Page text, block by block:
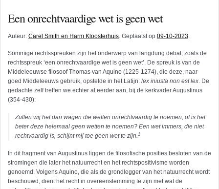
Een onrechtvaardige wet is geen wet
Auteur: Carel Smith en Harm Kloosterhuis. Geplaatst op 09-10-2023.
Sommige rechtsspreuken zijn het onderwerp van langdurig debat, zoals de
rechtsspreuk ‘een onrechtvaardige wet is geen wet’. De spreuk is van de
Middeleeuwse filosoof Thomas van Aquino (1225-1274), die deze, naar
goed Middeleeuws gebruik, opstelde in het Latijn: lex iniusta non est lex. De
gedachte zelf treffen we echter al eerder aan, bij de kerkvader Augustinus
(354-430):
Zullen wij het dan wagen die wetten onrechtvaardig te noemen, of is het
beter deze helemaal geen wetten te noemen? Een wet immers, die niet
rechtvaardig is, schijnt mij toe geen wet te zijn. 1
In dit fragment van Augustinus liggen de filosofische posities besloten van de
stromingen die later het natuurrecht en het rechtspositivisme worden
genoemd. Volgens Aquino, die als de grondlegger van het natuurrecht wordt
beschouwd, dient het recht in overeenstemming te zijn met wat de